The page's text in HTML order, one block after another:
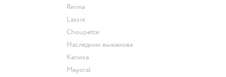
Reima
Lassie
Choupette
Наследник выжанова
Капика
Mayoral